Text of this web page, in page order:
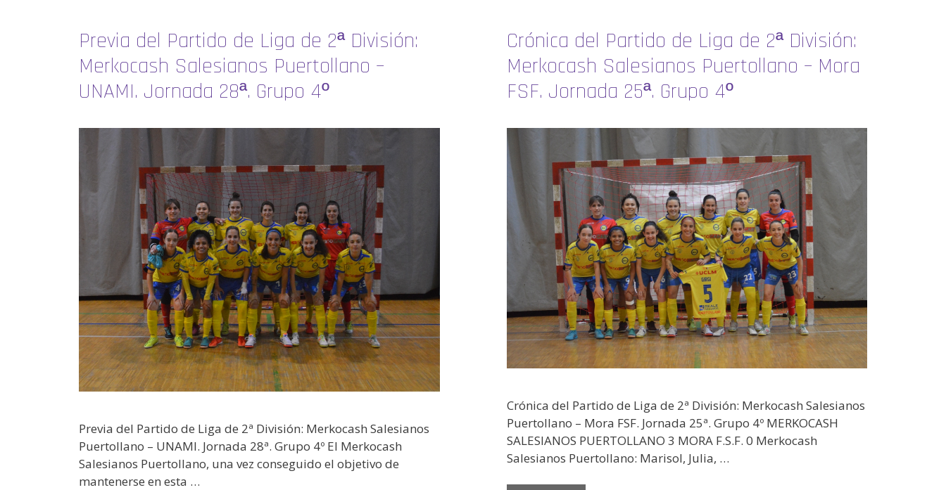
Previa del Partido de Liga de 2ª División:
Merkocash Salesianos Puertollano –
UNAMI. Jornada 28ª. Grupo 4º
Previa del Partido de Liga de 2ª División: Merkocash Salesianos
Puertollano – UNAMI. Jornada 28ª. Grupo 4º El Merkocash
Salesianos Puertollano, una vez conseguido el objetivo de
mantenerse en esta …
Crónica del Partido de Liga de 2ª División:
Merkocash Salesianos Puertollano – Mora
FSF. Jornada 25ª. Grupo 4º
Crónica del Partido de Liga de 2ª División: Merkocash Salesianos
Puertollano – Mora FSF. Jornada 25ª. Grupo 4º MERKOCASH
SALESIANOS PUERTOLLANO 3 MORA F.S.F. 0 Merkocash
Salesianos Puertollano: Marisol, Julia, …